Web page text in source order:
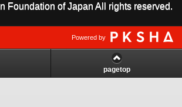
Foundation of Japan All rights reserved.
Powered by
pagetop